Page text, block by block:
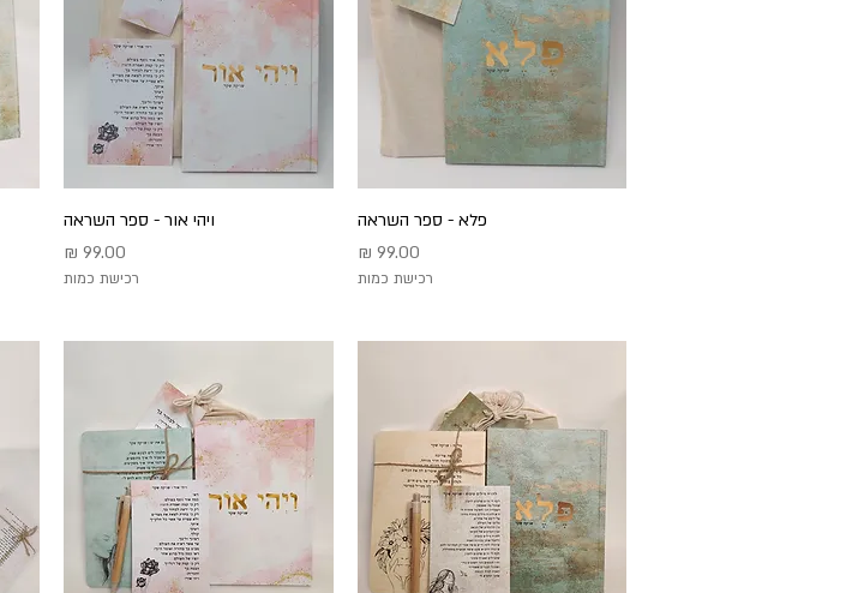
תצוגה מהירהפלא - ספר השראה
מחיר
רכישת כמות
תצוגה מהירה
ויהי אור - ספר השראה
מחיר
רכישת כמות